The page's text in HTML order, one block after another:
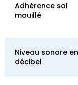
Adhérence sol
mouillé
Niveau sonore en
décibel